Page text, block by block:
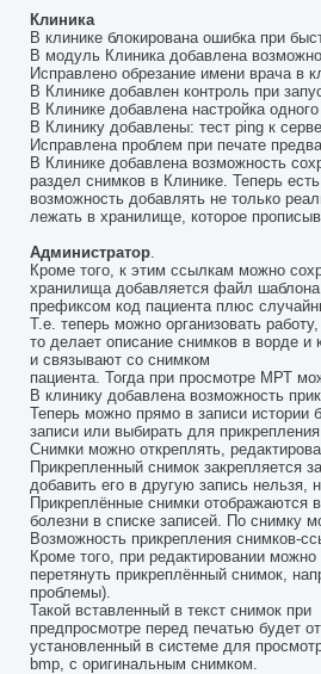
Клиника
В клинике блокирована ошибка при
В модуль Клиника добавлена
Исправлено обрезание имени врача в
В Клинике добавлен контроль при
В Клинике добавлена настройка
В Клинику добавлены: тест ping к
Исправлена проблем при печате
В Клинике добавлена возможность
раздел снимков в Клинике. Теперь есть
возможность добавлять не только
лежать в хранилище, которое
Администратор.
Кроме того, к этим ссылкам можно
хранилища добавляется файл
префиксом код пациента плюс
Т.е. теперь можно организовать
то делает описание снимков в ворде
и связывают со снимком
пациента. Тогда при просмотре МРТ
В клинику добавлена возможность
Теперь можно прямо в записи истории
записи или выбирать для
Снимки можно откреплять,
Прикрепленный снимок закрепляется
добавить его в другую запись нельзя,
Прикреплённые снимки отображаются
болезни в списке записей. По снимку
Возможность прикрепления снимков-
Кроме того, при редактировании можно
перетянуть прикреплённый снимок,
проблемы).
Такой вставленный в текст снимок при
предпросмотре перед печатью будет
установленный в системе для
bmp, с оригинальным снимком.